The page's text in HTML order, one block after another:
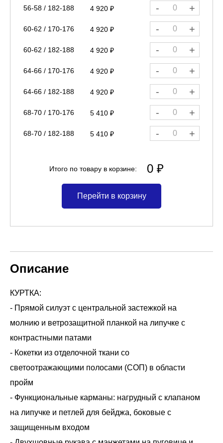
56-58 / 182-188 4 920 ₽ - +
60-62 / 170-176 4 920 ₽ - +
60-62 / 182-188 4 920 ₽ - +
64-66 / 170-176 4 920 ₽ - +
64-66 / 182-188 4 920 ₽ - +
68-70 / 170-176 5 410 ₽ - +
68-70 / 182-188 5 410 ₽ - +
Итого по товару в корзине: 0 ₽
Перейти в корзину
Описание
КУРТКА:
- Прямой силуэт с центральной застежкой на
молнию и ветрозащитной планкой на липучке с
контрастными патами
- Кокетки из отделочной ткани со
светоотражающими полосами (СОП) в области
пройм
- Функциональные карманы: нагрудный с клапаном
на липучке и петлей для бейджа, боковые с
защищенным входом